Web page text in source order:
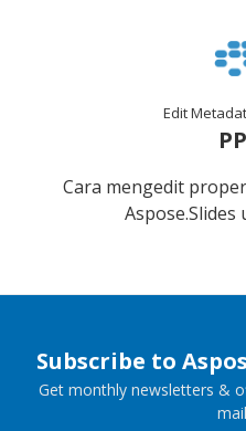
Edit
Cara mengedit
Aspose.Slides
Subscribe to
Get monthly newsletters &